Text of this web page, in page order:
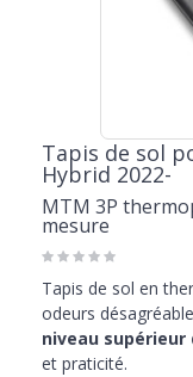
Tapis de sol
Hybrid 2022-
MTM 3P
mesure
Tapis de sol en
odeurs
niveau
et praticité.